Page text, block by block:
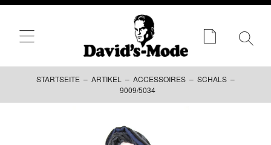
STARTSEITE – ARTIKEL – ACCESSOIRES – SCHALS –
9009/5034